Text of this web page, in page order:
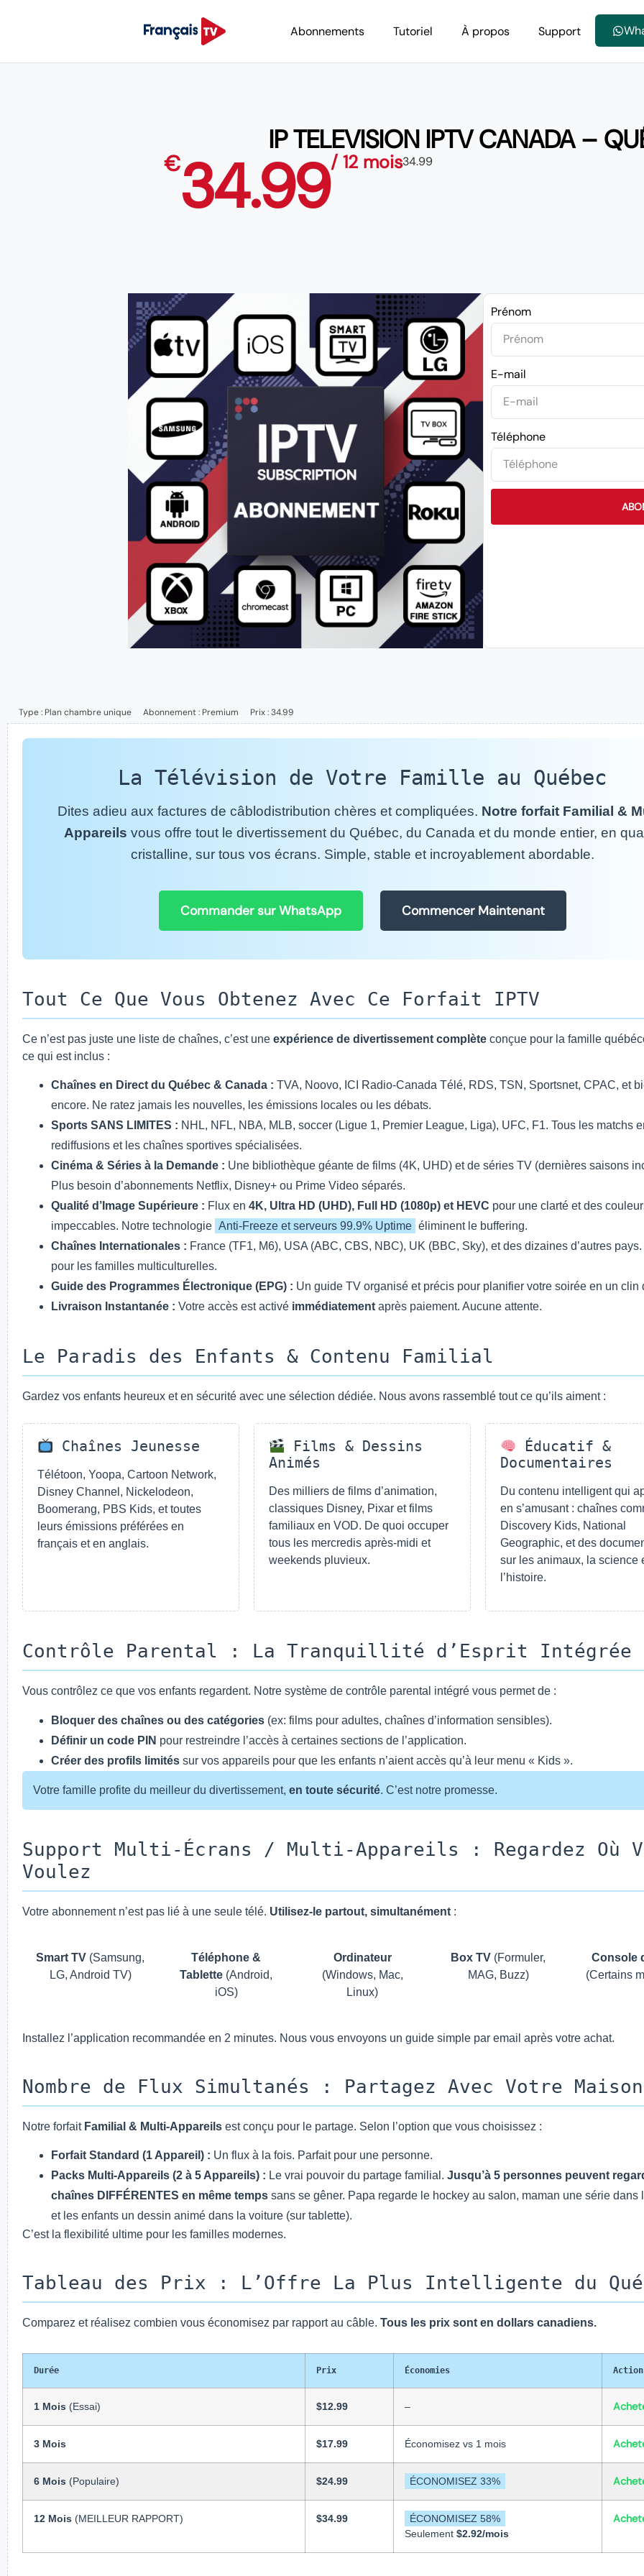
Abonnements Tutoriel À propos Support
IP TELEVISION IPTV CANADA –
€34.99/ 12 mois34.99
Prénom
E-mail
Téléphone
Type : Plan chambre unique Abonnement : Premium Prix : 34.99
La Télévision de Votre Famille au Québec
Dites adieu aux factures de câblodistribution chères et compliquées. Notre forfait Familial &
Appareils vous offre tout le divertissement du Québec, du Canada et du monde entier, en
cristalline, sur tous vos écrans. Simple, stable et incroyablement abordable.
Commander sur WhatsApp Commencer Maintenant
Tout Ce Que Vous Obtenez Avec Ce Forfait IPTV
Ce n’est pas juste une liste de chaînes, c’est une expérience de divertissement complète conçue pour la famille
ce qui est inclus :
Chaînes en Direct du Québec & Canada : TVA, Noovo, ICI Radio-Canada Télé, RDS, TSN, Sportsnet, CPAC, et
encore. Ne ratez jamais les nouvelles, les émissions locales ou les débats.
Sports SANS LIMITES : NHL, NFL, NBA, MLB, soccer (Ligue 1, Premier League, Liga), UFC, F1. Tous les matchs
rediffusions et les chaînes sportives spécialisées.
Cinéma & Séries à la Demande : Une bibliothèque géante de films (4K, UHD) et de séries TV (dernières saisons
Plus besoin d’abonnements Netflix, Disney+ ou Prime Video séparés.
Qualité d’Image Supérieure : Flux en 4K, Ultra HD (UHD), Full HD (1080p) et HEVC pour une clarté et des
impeccables. Notre technologie Anti-Freeze et serveurs 99.9% Uptime éliminent le buffering.
Chaînes Internationales : France (TF1, M6), USA (ABC, CBS, NBC), UK (BBC, Sky), et des dizaines d’autres
pour les familles multiculturelles.
Guide des Programmes Électronique (EPG) : Un guide TV organisé et précis pour planifier votre soirée en un clin
Livraison Instantanée : Votre accès est activé immédiatement après paiement. Aucune attente.
Le Paradis des Enfants & Contenu Familial
Gardez vos enfants heureux et en sécurité avec une sélection dédiée. Nous avons rassemblé tout ce qu’ils aiment :
Chaînes Jeunesse
Télétoon, Yoopa, Cartoon Network,
Disney Channel, Nickelodeon,
Boomerang, PBS Kids, et toutes
leurs émissions préférées en
français et en anglais.
Films & Dessins
Animés
Des milliers de films d’animation,
classiques Disney, Pixar et films
familiaux en VOD. De quoi occuper
tous les mercredis après-midi et
weekends pluvieux.
Éducatif &
Documentaires
Du contenu intelligent qui
en s’amusant : chaînes
Discovery Kids, National
Geographic, et des
sur les animaux, la science
l’histoire.
Contrôle Parental : La Tranquillité d’Esprit Intégrée
Vous contrôlez ce que vos enfants regardent. Notre système de contrôle parental intégré vous permet de :
Bloquer des chaînes ou des catégories (ex: films pour adultes, chaînes d’information sensibles).
Définir un code PIN pour restreindre l’accès à certaines sections de l’application.
Créer des profils limités sur vos appareils pour que les enfants n’aient accès qu’à leur menu « Kids ».
Votre famille profite du meilleur du divertissement, en toute sécurité. C’est notre promesse.
Support Multi-Écrans / Multi-Appareils : Regardez Où
Voulez
Votre abonnement n’est pas lié à une seule télé. Utilisez-le partout, simultanément :
Smart TV (Samsung,
LG, Android TV)
Téléphone &
Tablette (Android,
iOS)
Ordinateur
(Windows, Mac,
Linux)
Box TV (Formuler,
MAG, Buzz)
Console
(Certains
Installez l’application recommandée en 2 minutes. Nous vous envoyons un guide simple par email après votre achat.
Nombre de Flux Simultanés : Partagez Avec Votre
Notre forfait Familial & Multi-Appareils est conçu pour le partage. Selon l’option que vous choisissez :
Forfait Standard (1 Appareil) : Un flux à la fois. Parfait pour une personne.
Packs Multi-Appareils (2 à 5 Appareils) : Le vrai pouvoir du partage familial. Jusqu’à 5 personnes peuvent
chaînes DIFFÉRENTES en même temps sans se gêner. Papa regarde le hockey au salon, maman une série dans
et les enfants un dessin animé dans la voiture (sur tablette).
C’est la flexibilité ultime pour les familles modernes.
Tableau des Prix : L’Offre La Plus Intelligente du
Comparez et réalisez combien vous économisez par rapport au câble. Tous les prix sont en dollars canadiens.
Durée Prix Économies Action
1 Mois (Essai) $12.99 –
3 Mois $17.99 Économisez vs 1 mois
6 Mois (Populaire) $24.99 ÉCONOMISEZ 33%
12 Mois (MEILLEUR RAPPORT) $34.99
ÉCONOMISEZ 58%
Seulement $2.92/mois